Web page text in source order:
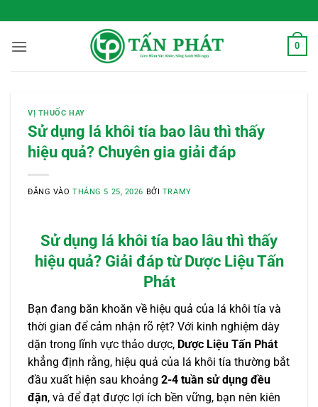
qua
nội
0
VỊ THUỐC HAY
Sử dụng lá khôi tía bao lâu thì thấy
hiệu quả? Chuyên gia giải đáp
ĐĂNG VÀOTHÁNG 5 25, 2026 BỞI TRAMY
Sử dụng lá khôi tía bao lâu thì thấy
hiệu quả? Giải đáp từ Dược Liệu Tấn
Phát
Bạn đang băn khoăn về hiệu quả của lá khôi tía và
thời gian để cảm nhận rõ rệt? Với kinh nghiệm dày
dặn trong lĩnh vực thảo dược, Dược Liệu Tấn Phát
khẳng định rằng, hiệu quả của lá khôi tía thường bắt
đầu xuất hiện sau khoảng 2-4 tuần sử dụng đều
đặn, và để đạt được lợi ích bền vững, bạn nên kiên